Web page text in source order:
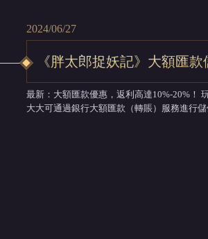
2024/06/27
《胖太郎捉妖記》大額匯
最新：大額匯款優惠，返利高達10%-20%！
大大可通過銀行大額匯款（轉賬）服務進行